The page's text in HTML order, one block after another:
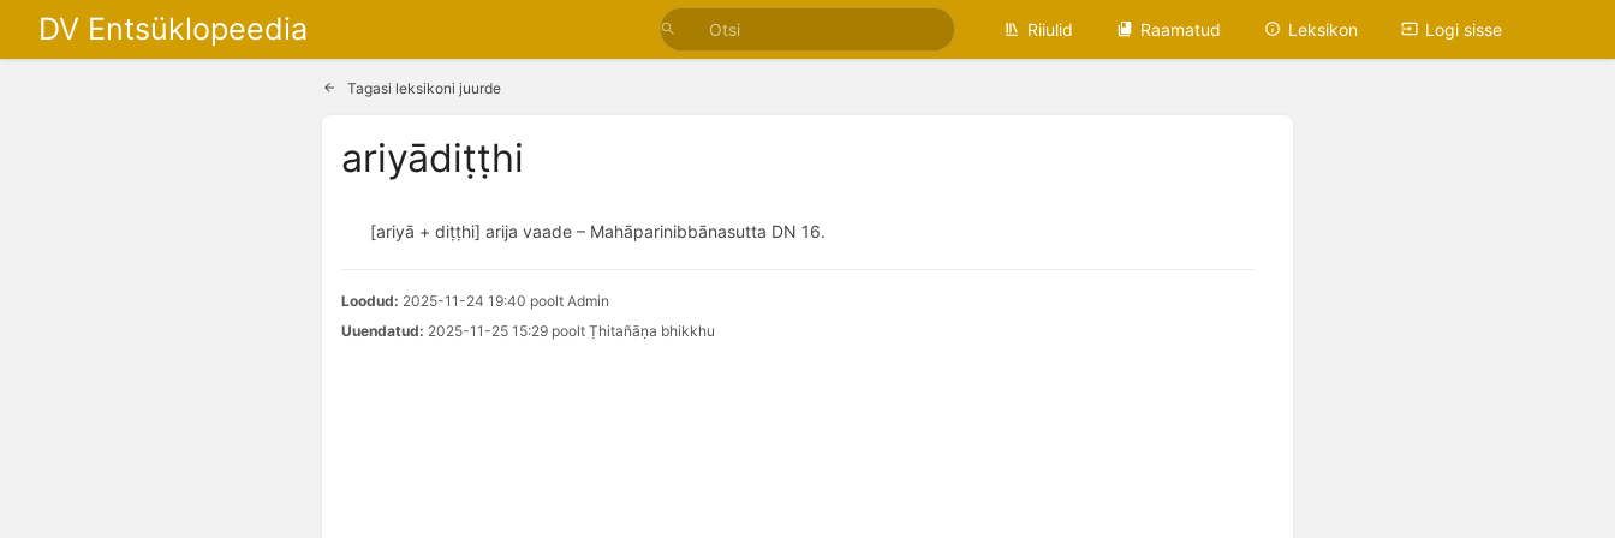
DV Entsüklopeedia Riiulid Raamatud Leksikon Logi sisse
Tagasi leksikoni juurde
ariyādiṭṭhi
[ariyā + diṭṭhi] arija vaade – Mahāparinibbānasutta DN 16.
Loodud: 2025-11-24 19:40 poolt Admin
Uuendatud: 2025-11-25 15:29 poolt Ṭhitañāṇa bhikkhu